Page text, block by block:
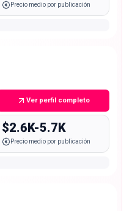
Precio medio por publicación
Ver perfil completo
$2.6K-5.7K
Precio medio por publicación